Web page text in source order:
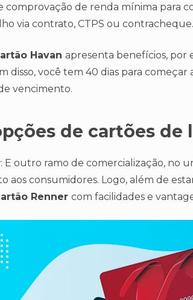
comprovação de renda mínima para
via contrato, CTPS ou contracheque.
Havan apresenta benefícios, por
disso, você tem 40 dias para
vencimento.
de cartões de
: E outro ramo de comercialização, no
aos consumidores. Logo, além de
Renner com facilidades e